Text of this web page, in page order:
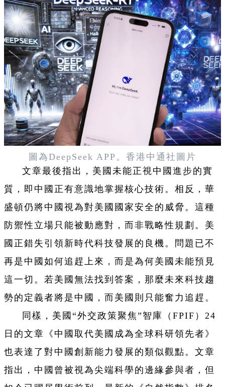
圖為DeepSeek APP。香港中通社圖片
文章最後指出，美國未能正視中國進步的實
質，即中國正有意識地掌握核心技術。相反，華
盛頓仍將中國視為對美國國家安全的威脅。這種
防禦性立場只能被動應對，而非戰略性規劃。美
國正錯失引領新時代科技發展的良機。問題已不
再是中國如何追趕上來，而是為何美國未能預見
這一切。若美國無法找到答案，那麼未來科技趨
勢的定義者將是中國，而美國則只能奮力追趕。
同樣，美國“外交政策聚焦”智庫（FPIF）24
日的文章《中國取代美國成為全球科研領先者》
也表達了對中國創新能力發展的類似觀點。文章
指出，中國曾被視為尖端科學的邊緣參與者，但